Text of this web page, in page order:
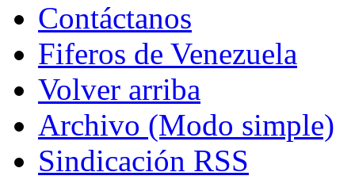
Contáctanos
Fiferos de Venezuela
Volver arriba
Archivo (Modo simple)
Sindicación RSS